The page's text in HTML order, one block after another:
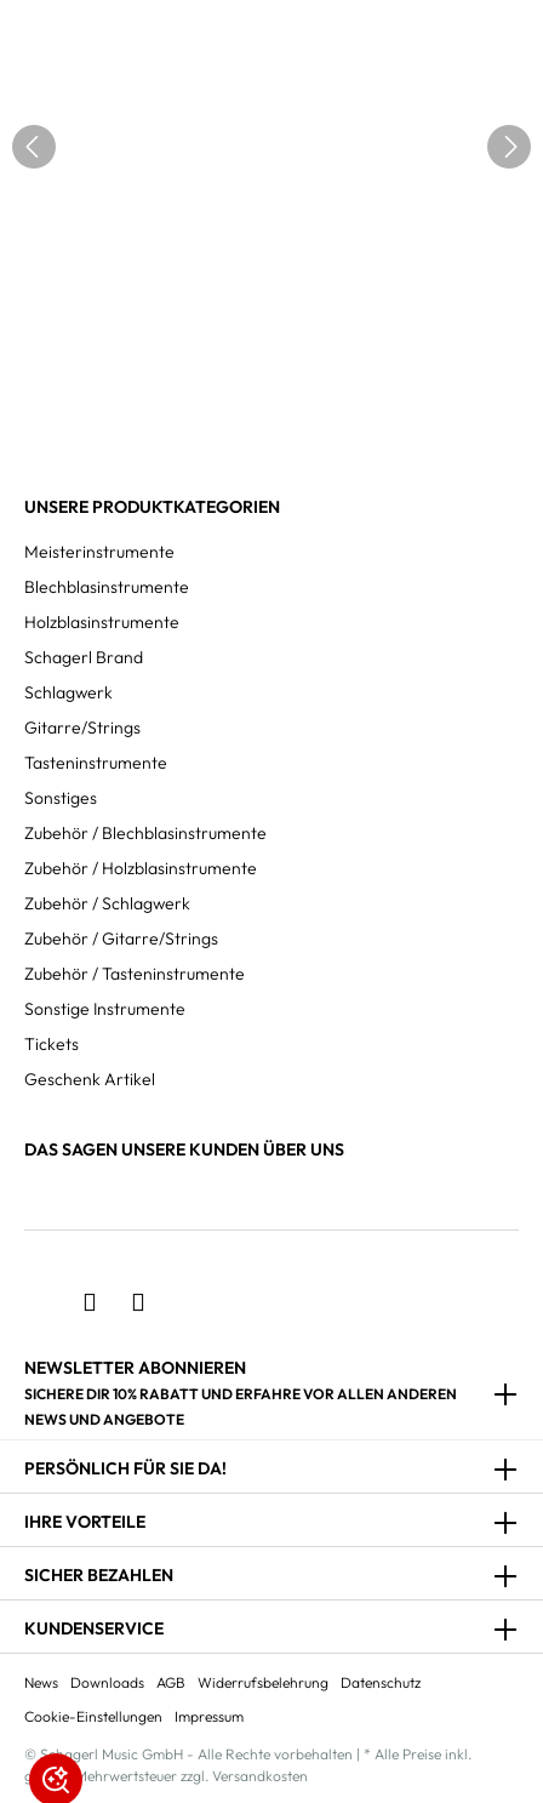
UNSERE PRODUKTKATEGORIEN
Meisterinstrumente
Blechblasinstrumente
Holzblasinstrumente
Schagerl Brand
Schlagwerk
Gitarre/Strings
Tasteninstrumente
Sonstiges
Zubehör / Blechblasinstrumente
Zubehör / Holzblasinstrumente
Zubehör / Schlagwerk
Zubehör / Gitarre/Strings
Zubehör / Tasteninstrumente
Sonstige Instrumente
Tickets
Geschenk Artikel
DAS SAGEN UNSERE KUNDEN ÜBER UNS
NEWSLETTER ABONNIEREN
SICHERE DIR 10% RABATT UND ERFAHRE VOR ALLEN ANDEREN
NEWS UND ANGEBOTE
PERSÖNLICH FÜR SIE DA!
IHRE VORTEILE
SICHER BEZAHLEN
KUNDENSERVICE
News Downloads AGB Widerrufsbelehrung
Datenschutz
Cookie-Einstellungen
Impressum
© Schagerl Music GmbH - Alle Rechte vorbehalten | * Alle Preise inkl.
gesetzl. Mehrwertsteuer zzgl. Versandkosten